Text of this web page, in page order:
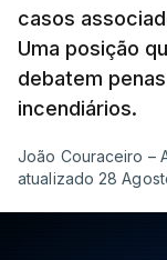
casos
Uma posição
debatem
incendiários.
João Couraceiro –
atualizado 28